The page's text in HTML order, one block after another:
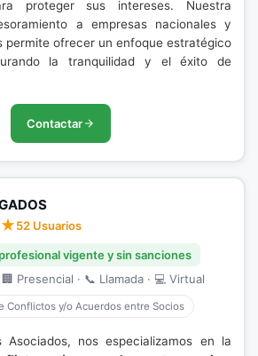
proteger sus intereses. Nuestra
a empresas nacionales y
permite ofrecer un enfoque estratégico
la tranquilidad y el éxito de
Contactar
52 Usuarios
vigente y sin sanciones
🏢 Presencial · 📞 Llamada · 💻 Virtual
Conflictos y/o Acuerdos entre Socios
Asociados, nos especializamos en la